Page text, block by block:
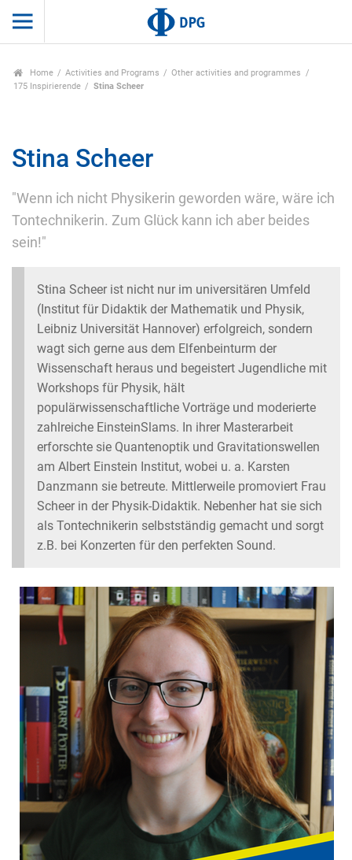
Home Activities and Programs
Other activities and programmes
175 Inspirierende
Stina Scheer
Stina Scheer
"Wenn ich nicht Physikerin geworden wäre, wäre ich
Tontechnikerin. Zum Glück kann ich aber beides
sein!"
Stina Scheer ist nicht nur im universitären Umfeld
(Institut für Didaktik der Mathematik und Physik,
Leibniz Universität Hannover) erfolgreich, sondern
wagt sich gerne aus dem Elfenbeinturm der
Wissenschaft heraus und begeistert Jugendliche mit
Workshops für Physik, hält
populärwissenschaftliche Vorträge und moderierte
zahlreiche EinsteinSlams. In ihrer Masterarbeit
erforschte sie Quantenoptik und Gravitationswellen
am Albert Einstein Institut, wobei u. a. Karsten
Danzmann sie betreute. Mittlerweile promoviert Frau
Scheer in der Physik-Didaktik. Nebenher hat sie sich
als Tontechnikerin selbstständig gemacht und sorgt
z.B. bei Konzerten für den perfekten Sound.